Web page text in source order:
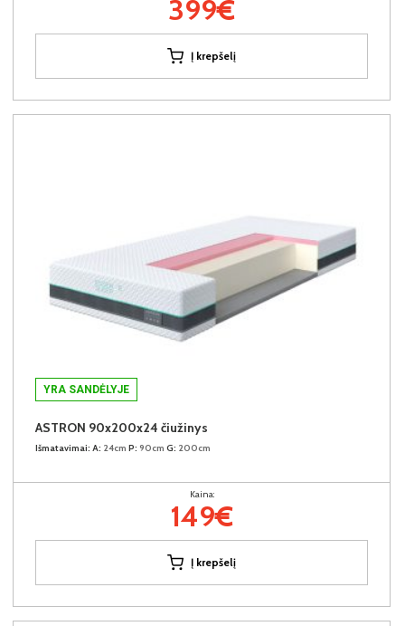
399€
Į krepšelį
YRA SANDĖLYJE
ASTRON 90x200x24 čiužinys
Išmatavimai: A: 24cm P: 90cm G: 200cm
Kaina:
149€
Į krepšelį